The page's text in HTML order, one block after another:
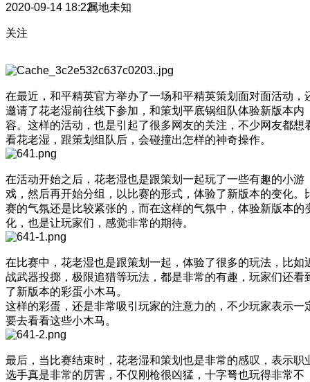
2020-09-14 18:22属地未知
关注
在最近，和平精英官方举办了一场和平精英策划面对面活动，
邀请了花老湿前往线下参加，和策划平底锅组队体验新版本内
容。这样的活动，也是引起了很多网友的关注，不少网友都想
看花老湿，跟策划组队后，会碰撞出怎样的神奇操作。
在活动开始之后，花老湿也是跟策划一起玩了一些有趣的小游
戏，然后再开始分组，以比赛的形式，体验了新版本的变化。
赛的气氛还是比较紧张的，而在这样的气氛中，体验新版本的
化，也是让玩家们，感觉非常的期待。
在比赛中，花老湿也是跟策划一起，体验了很多的玩法，比如
战武器投掷，极限追猎等玩法，都是非常的有趣，玩家们还看
了新版本的彩蛋小木马。
这样的彩蛋，还是非常吸引玩家的注意力的，不少玩家表示一
要去看看这些小木马。
最后，当比赛结束时，花老湿和策划也是非常的感叹，表示职
选手真是非常的厉害，不仅刚枪很凶猛，十字弩也玩得非常不